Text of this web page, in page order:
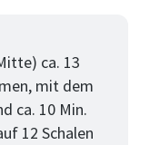
ca. 13
mit dem
ca. 10 Min.
12 Schalen